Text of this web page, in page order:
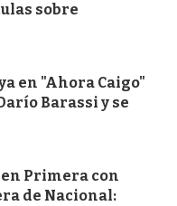
sobre
en "Ahora Caigo"
Barassi y se
en Primera con
de Nacional: